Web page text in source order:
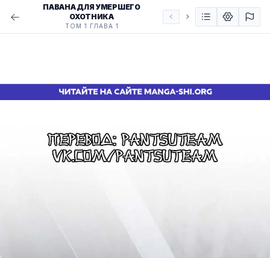
ПАВАНА ДЛЯ УМЕРШЕГО
ОХОТНИКА
ТОМ 1 ГЛАВА 1